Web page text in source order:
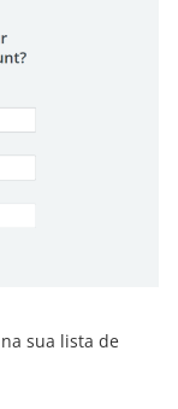
na sua lista de